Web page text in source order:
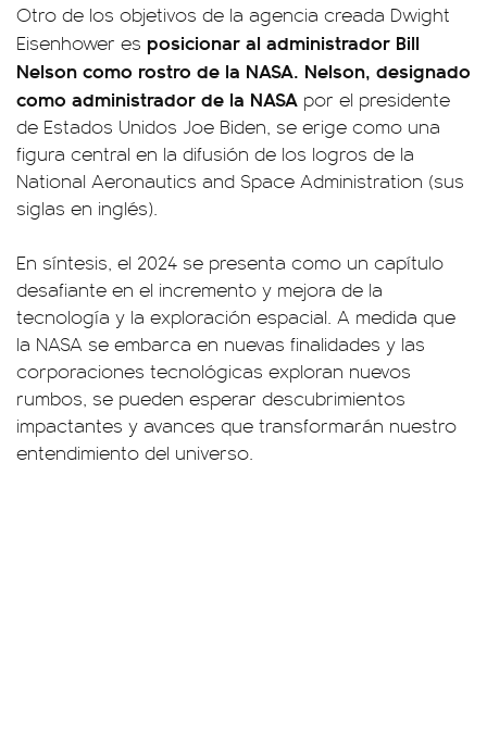
Otro de los objetivos de la agencia creada Dwight
Eisenhower es posicionar al administrador Bill
Nelson como rostro de la NASA. Nelson, designado
como administrador de la NASA por el presidente
de Estados Unidos Joe Biden, se erige como una
figura central en la difusión de los logros de la
National Aeronautics and Space Administration (sus
siglas en inglés).
En síntesis, el 2024 se presenta como un capítulo
desafiante en el incremento y mejora de la
tecnología y la exploración espacial. A medida que
la NASA se embarca en nuevas finalidades y las
corporaciones tecnológicas exploran nuevos
rumbos, se pueden esperar descubrimientos
impactantes y avances que transformarán nuestro
entendimiento del universo.